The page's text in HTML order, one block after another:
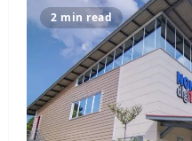
2 min read